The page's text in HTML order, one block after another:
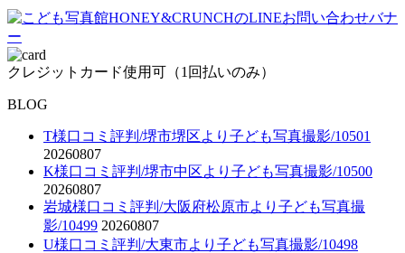
クレジットカード使用可（1回払いのみ）
BLOG
T様口コミ評判/堺市堺区より子ども写真撮影/10501
20260807
K様口コミ評判/堺市中区より子ども写真撮影/10500
20260807
岩城様口コミ評判/大阪府松原市より子ども写真撮
影/10499 20260807
U様口コミ評判/大東市より子ども写真撮影/10498